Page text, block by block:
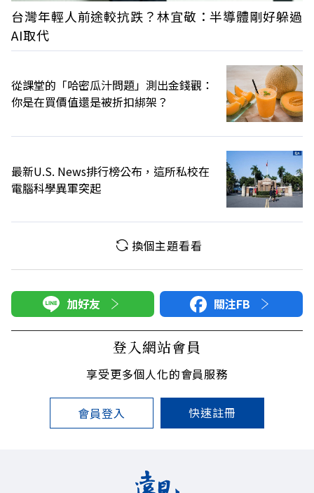
台灣年輕人前途較抗跌？林宜敬：半導體剛好躲過
AI取代
從課堂的「哈密瓜汁問題」測出金錢觀：
你是在買價值還是被折扣綁架？
最新U.S. News排行榜公布，這所私校在
電腦科學異軍突起
換個主題看看
加好友 關注FB
登入網站會員
享受更多個人化的會員服務
會員登入 快速註冊